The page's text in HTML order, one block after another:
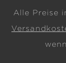
Alle Preise